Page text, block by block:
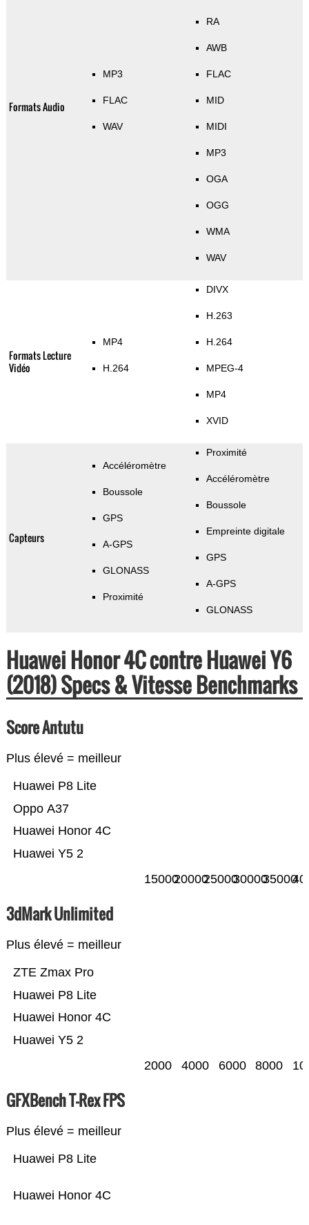
Formats Audio
MP3
FLAC
WAV
RA
AWB
FLAC
MID
MIDI
MP3
OGA
OGG
WMA
WAV
Formats Lecture
Vidéo
MP4
H.264
DIVX
H.263
H.264
MPEG-4
MP4
XVID
Capteurs
Accéléromètre
Boussole
GPS
A-GPS
GLONASS
Proximité
Proximité
Accéléromètre
Boussole
Empreinte digitale
GPS
A-GPS
GLONASS
Huawei Honor 4C contre Huawei Y6
(2018) Specs & Vitesse Benchmarks
Score Antutu
Plus élevé = meilleur
Huawei Y5 2
Huawei Honor 4C
Oppo A37
Huawei P8 Lite
1500020000250003000035000
3dMark Unlimited
Plus élevé = meilleur
Huawei Y5 2
Huawei Honor 4C
Huawei P8 Lite
ZTE Zmax Pro
2000 4000 6000 8000
GFXBench T-Rex FPS
Plus élevé = meilleur
Huawei Honor 4C
Huawei P8 Lite